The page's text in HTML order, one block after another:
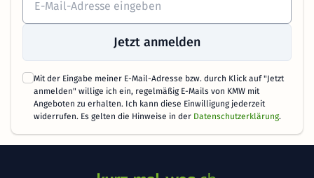
Jetzt anmelden
Mit der Eingabe meiner E-Mail-Adresse bzw. durch Klick auf "Jetzt
anmelden" willige ich ein, regelmäßig E-Mails von KMW mit
Angeboten zu erhalten. Ich kann diese Einwilligung jederzeit
widerrufen. Es gelten die Hinweise in der Datenschutzerklärung.